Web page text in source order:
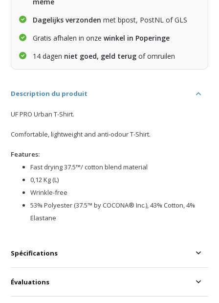
Dagelijks verzonden met bpost, PostNL of GLS
Gratis afhalen in onzewinkel in Poperinge
14 dagen niet goed, geld terug of omruilen
Description du produit
UF PRO Urban T-Shirt.
Comfortable, lightweight and anti-odour T-Shirt.
Features:
Fast drying 37.5™/ cotton blend material
0,12 Kg (L)
Wrinkle-free
53% Polyester (37.5™ by COCONA® Inc.), 43% Cotton, 4%
Elastane
Spécifications
Évaluations